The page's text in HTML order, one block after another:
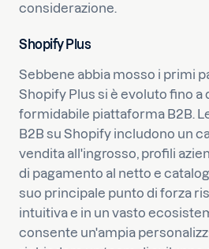
considerazione.
Shopify Plus
Sebbene abbia mosso i primi
Shopify Plus si è evoluto fino a
formidabile piattaforma B2B.
B2B su Shopify includono un
vendita all'ingrosso, profili
di pagamento al netto e
suo principale punto di forza
intuitiva e in un vasto
consente un'ampia